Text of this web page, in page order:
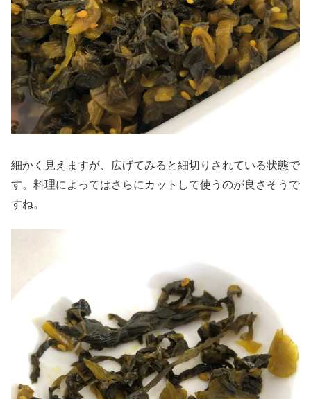
細かく見えますが、広げてみると細切りされている状態で
す。料理によってはさらにカットして使うのが良さそうで
すね。